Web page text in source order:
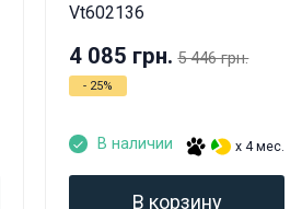
Vt602136
4 085 грн. 5 446 грн.
- 25%
В наличии x 4 мес.
В корзину